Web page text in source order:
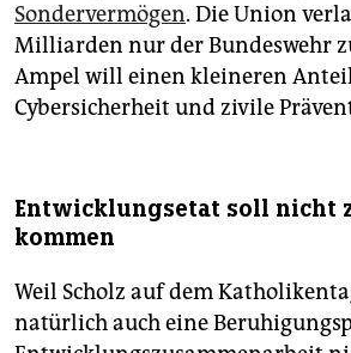
Sondervermögen. Die Union
Milliarden nur der Bundeswehr
Ampel will einen kleineren
Cybersicherheit und zivile
Entwicklungsetat soll nicht
kommen
Weil Scholz auf dem
natürlich auch eine